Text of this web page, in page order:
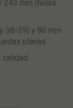
243 mm (tallas
38-39) y 80 mm
planas.